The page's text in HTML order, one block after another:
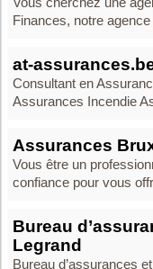
Finances, notre
at-
Consultant en
Assurances Incendie
Assurances
Vous être un
confiance pour vous
Bureau
Legrand
Bureau d’assurances